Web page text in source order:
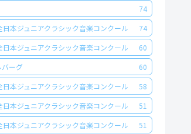
74
日本ジュニアクラシック音楽コンクール
74
日本ジュニアクラシック音楽コンクール
60
バーグ
60
日本ジュニアクラシック音楽コンクール
58
日本ジュニアクラシック音楽コンクール
51
日本ジュニアクラシック音楽コンクール
51